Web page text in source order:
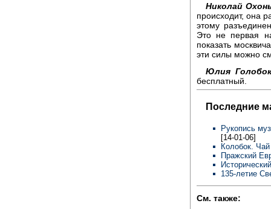
Николай
происходит, она
этому
Это не первая
показать
эти силы можно
Юлия
бесплатный.
Последние
Рукопись
[14-01-06]
Колобок.
Пражский
135-летие
См. также: